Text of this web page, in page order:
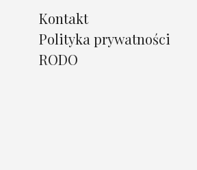
Kontakt
Polityka prywatności
RODO